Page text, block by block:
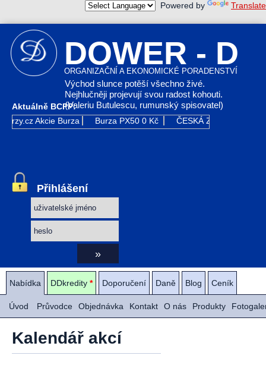
Powered by Translate
DOWER - D
ORGANIZAČNÍ A EKONOMICKÉ PORADENSTVÍ
Východ slunce potěší všechno živé.
Nejhlučněji projevují svou radost kohouti.
(Valeriu Butulescu, rumunský spisovatel)
Aktuálně BCPP:
Akcie Burza Burza PX50 0 Kč ČESKÁ ZBROJOVKA GR
Přihlášení
Nabídka DDkredity * Doporučení Daně Blog Ceník
Úvod Průvodce Objednávka Kontakt O nás Produkty
Kalendář akcí